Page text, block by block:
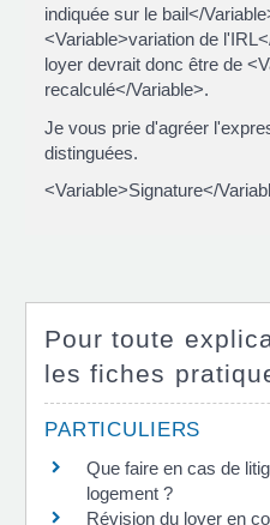
indiquée sur le bail</
<Variable>variation de
loyer devrait donc être de
recalculé</Variable>.
Je vous prie d'agréer
distinguées.
<Variable>Signature</
Pour toute
les fiches
PARTICULIERS
Que faire en cas de
logement ?
Révision du loyer en